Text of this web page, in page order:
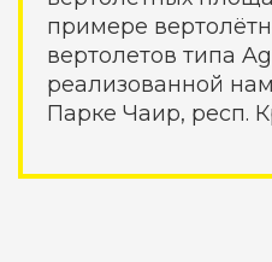
примере
вертолетов типа
реализованной
Парке Чаир, респ.